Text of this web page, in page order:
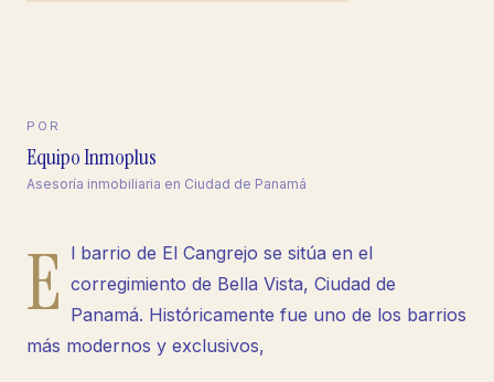
POR
Equipo Inmoplus
Asesoría inmobiliaria en Ciudad de Panamá
E l barrio de El Cangrejo se sitúa en el
corregimiento de Bella Vista, Ciudad de
Panamá. Históricamente fue uno de los barrios
más modernos y exclusivos,